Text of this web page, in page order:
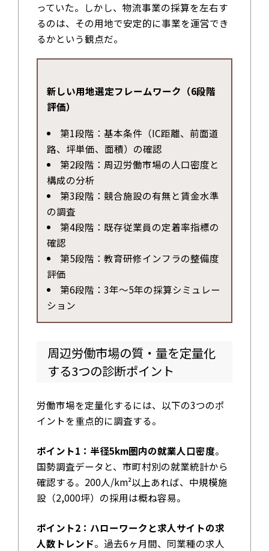
っていた。しかし、物流事業の採算を左右す
るのは、その用地で安定的に事業を運営でき
るかという観点だ。
新しい用地選定フレームワーク（6段階
評価）
第1段階：基本条件（IC距離、前面道
路、坪単価、面積）の確認
第2段階：周辺労働市場の人口密度と
構成の分析
第3段階：競合施設の有無と賃金水準
の調査
第4段階：既存従業員の定着率指標の
確認
第5段階：教育研修インフラの整備度
評価
第6段階：3年～5年の採算シミュレー
ション
周辺労働市場の質・量を定量化
する3つの診断ポイント
労働市場を定量化するには、以下の3つのポ
イントを重点的に調査する。
ポイント1：半径5km圏内の就業人口密度。
国勢調査データと、市町村別の就業統計から
確認する。200人/km²以上あれば、中規模施
設（2,000坪）の採用は概ね容易。
ポイント2：ハローワークと求人サイトの求
人数トレンド。過去6ヶ月間、同業種の求人